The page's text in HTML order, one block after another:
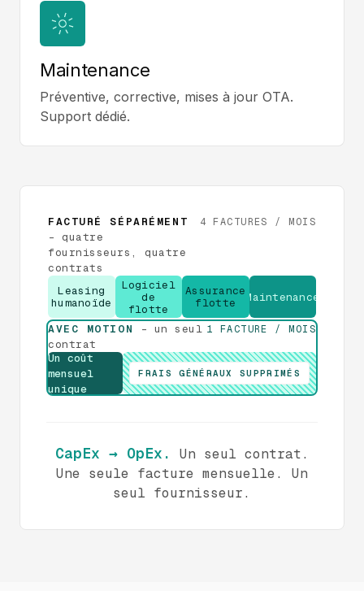
Maintenance
Préventive, corrective, mises à jour OTA.
Support dédié.
FACTURÉ SÉPARÉMENT
- quatre
fournisseurs, quatre
contrats
4 FACTURES / MOIS
Leasing
humanoïde
Logiciel
de
flotte
Assurance
flotte
Maintenance
AVEC MOTION - un seul
contrat
1 FACTURE / MOIS
Un coût
mensuel
unique
FRAIS GÉNÉRAUX SUPPRIMÉS
CapEx → OpEx.
Un seul contrat.
Une seule facture mensuelle. Un
seul fournisseur.